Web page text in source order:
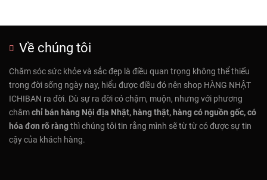
Về chúng tôi
Chăm sóc sức khỏe và sắc đẹp là điều quan trọng không thể thiếu
trong đời sống ngày nay, hiểu được điều đó nên shop HÀNG NHẬT
ICHIBAN ra đời. Dù sự ra đời có chậm, muộn, nhưng với phương
châmchỉ bán hàng Nội địa Nhật, hàng thật, hàng có nguồn gốc, có
hóa đơn rõ ràngthì chúng tôi tin rằng mình sẽ từ từ có được sự tin
cậy của khách hàng.